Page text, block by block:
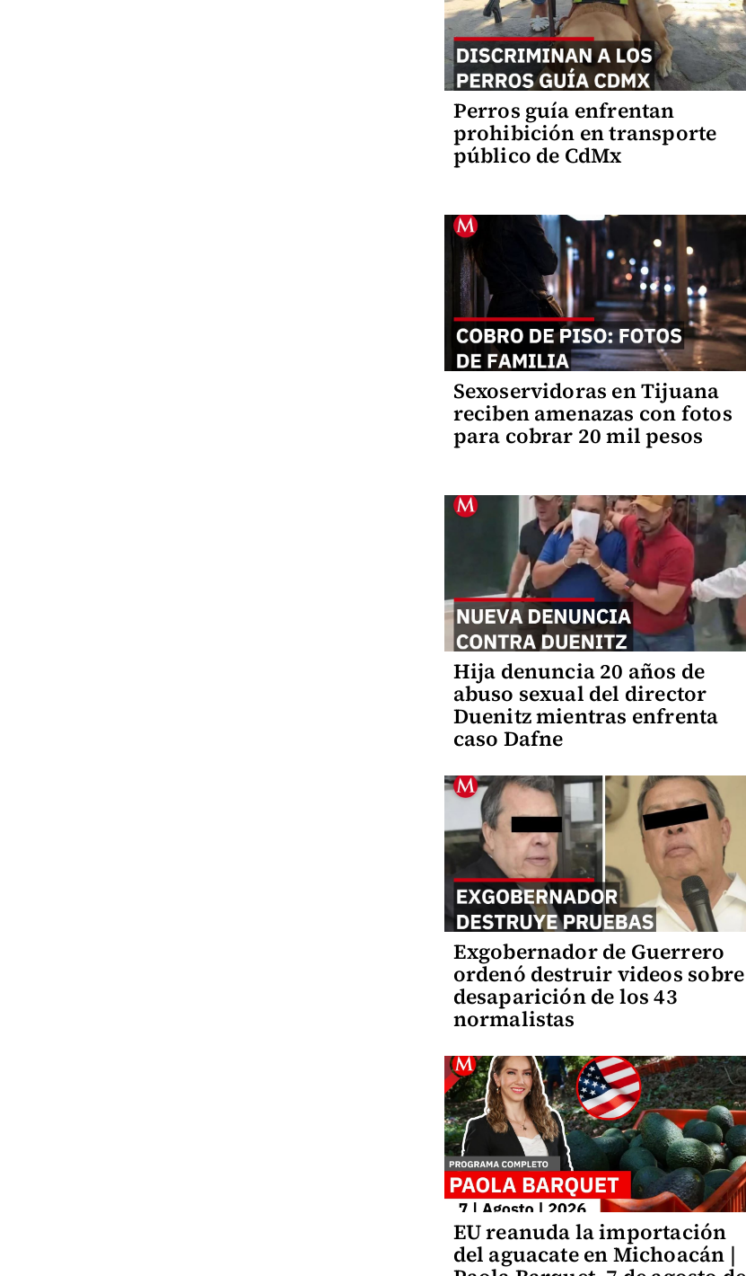
Perros guía enfrentan
prohibición en transporte
público de CdMx
Sexoservidoras en Tijuana
reciben amenazas con fotos
para cobrar 20 mil pesos
Hija denuncia 20 años de
abuso sexual del director
Duenitz mientras enfrenta
caso Dafne
Exgobernador de Guerrero
ordenó destruir videos sobre
desaparición de los 43
normalistas
EU reanuda la importación
del aguacate en Michoacán |